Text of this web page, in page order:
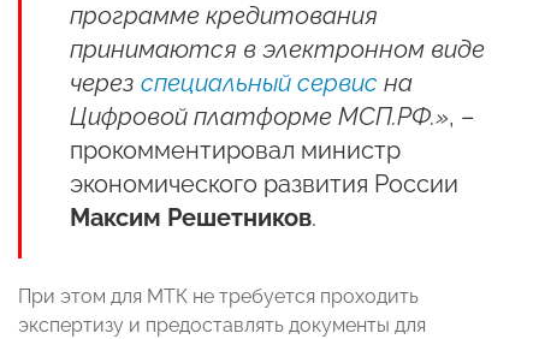
программе кредитования
принимаются в электронном виде
через специальный сервис на
Цифровой платформе МСП.РФ.», –
прокомментировал министр
экономического развития России
Максим Решетников.
При этом для МТК не требуется проходить
экспертизу и предоставлять документы для